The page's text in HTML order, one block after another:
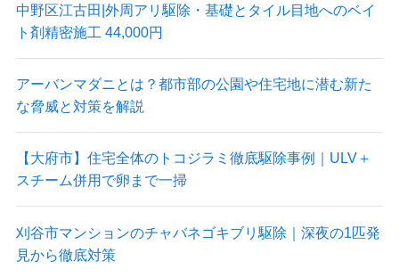
中野区江古田|外周アリ駆除・基礎とタイル目地へのベイ
ト剤精密施工 44,000円
アーバンマダニとは？都市部の公園や住宅地に潜む新た
な脅威と対策を解説
【大府市】住宅全体のトコジラミ徹底駆除事例｜ULV＋
スチーム併用で卵まで一掃
刈谷市マンションのチャバネゴキブリ駆除｜深夜の1匹発
見から徹底対策